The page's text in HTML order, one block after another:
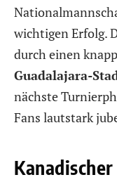
wichtigen Erfolg.
durch einen
Guadalajara-
nächste
Fans lautstark